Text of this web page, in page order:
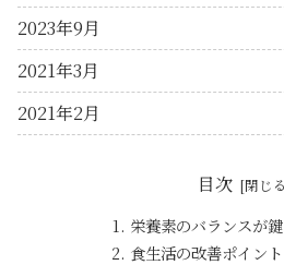
2023年9月
2021年3月
2021年2月
目次
栄養素のバランスが鍵
食生活の改善ポイント